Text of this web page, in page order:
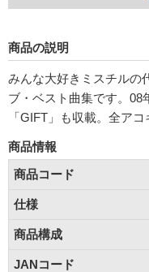
商品の説明
みんな大好きミスチルの
ブ・ベスト曲集です。08
「GIFT」も収載。全ア
商品情報
商品コード
仕様
商品構成
JANコード